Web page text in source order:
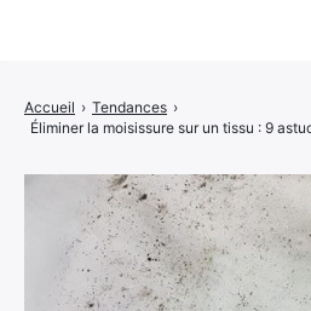
Accueil › Tendances ›
Éliminer la moisissure sur un tissu : 9
Mobilier & Rangement
Luminaire
Maison
Art & Décoration